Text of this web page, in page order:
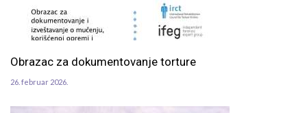
Obrazac za dokumentovanje torture
26. februar 2026.